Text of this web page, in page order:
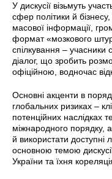
У дискусії візьмуть
сфер політики й
масової інформації,
формат «мозкового
спілкування – учасники
діалог, що зробить
офіційною, водночас
Основні акценти в
глобальних ризиках –
потенційних наслідках
міжнародного порядку,
й використати
основною темою
України та їхня